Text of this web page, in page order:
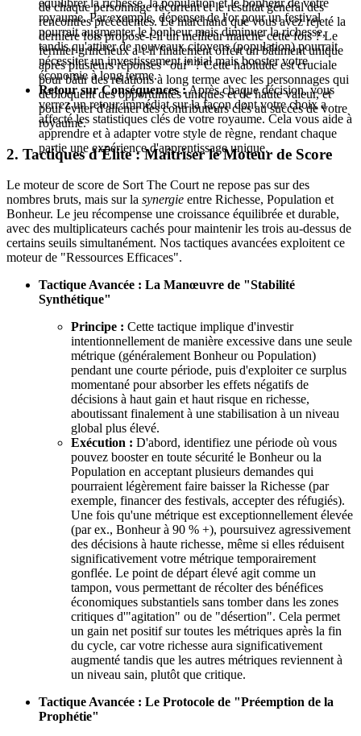
équilibrer la richesse, la population et le bonheur de votre
royaume. Par exemple, dépenser de l'or pour un festival
pourrait augmenter le bonheur mais diminuer la richesse,
tandis qu'attirer de nouveaux citoyens (population) pourrait
nécessiter un investissement initial mais booster votre
économie à long terme.
Retour sur Conséquences :Après chaque décision, vous
verrez un retour immédiat sur la façon dont votre choix a
affecté les statistiques clés de votre royaume. Cela vous aide à
apprendre et à adapter votre style de règne, rendant chaque
partie une expérience d'apprentissage unique.
de chaque personnage récurrent et le résultat général des
rencontres précédentes. Le marchand que vous avez rejeté la
dernière fois propose-t-il un meilleur marché cette fois ? Le
fermier grincheux a-t-il finalement offert un bâtiment unique
après plusieurs réponses "oui" ? Cette habitude est cruciale
pour bâtir des relations à long terme avec les personnages qui
débloquent des opportunités uniques et de haute valeur, et
pour éviter d'aliéner des contributeurs clés au succès de votre
royaume.
2. Tactiques d'Élite : Maîtriser le Moteur de Score
Le moteur de score de Sort The Court ne repose pas sur des
nombres bruts, mais sur la synergie entre Richesse, Population et
Bonheur. Le jeu récompense une croissance équilibrée et durable,
avec des multiplicateurs cachés pour maintenir les trois au-dessus de
certains seuils simultanément. Nos tactiques avancées exploitent ce
moteur de "Ressources Efficaces".
Tactique Avancée : La Manœuvre de "Stabilité
Synthétique"
Principe : Cette tactique implique d'investir
intentionnellement de manière excessive dans une seule
métrique (généralement Bonheur ou Population)
pendant une courte période, puis d'exploiter ce surplus
momentané pour absorber les effets négatifs de
décisions à haut gain et haut risque en richesse,
aboutissant finalement à une stabilisation à un niveau
global plus élevé.
Exécution : D'abord, identifiez une période où vous
pouvez booster en toute sécurité le Bonheur ou la
Population en acceptant plusieurs demandes qui
pourraient légèrement faire baisser la Richesse (par
exemple, financer des festivals, accepter des réfugiés).
Une fois qu'une métrique est exceptionnellement élevée
(par ex., Bonheur à 90 % +), poursuivez agressivement
des décisions à haute richesse, même si elles réduisent
significativement votre métrique temporairement
gonflée. Le point de départ élevé agit comme un
tampon, vous permettant de récolter des bénéfices
économiques substantiels sans tomber dans les zones
critiques d'"agitation" ou de "désertion". Cela permet
un gain net positif sur toutes les métriques après la fin
du cycle, car votre richesse aura significativement
augmenté tandis que les autres métriques reviennent à
un niveau sain, plutôt que critique.
Tactique Avancée : Le Protocole de "Préemption de la
Prophétie"